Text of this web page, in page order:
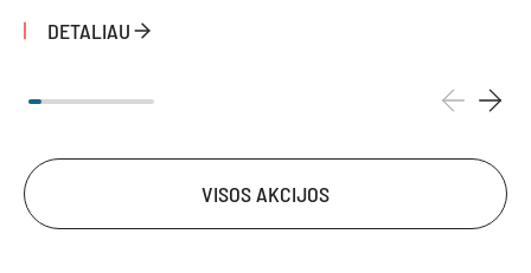
DETALIAU
VISOS AKCIJOS